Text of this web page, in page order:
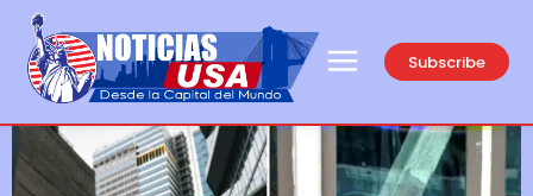
Subscribe